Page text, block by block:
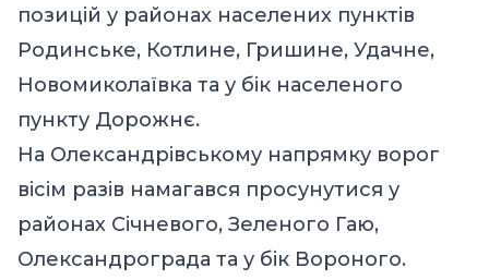
позицій у районах населених пунктів
Родинське, Котлине, Гришине, Удачне,
Новомиколаївка та у бік населеного
пункту Дорожнє.
На Олександрівському напрямку ворог
вісім разів намагався просунутися у
районах Січневого, Зеленого Гаю,
Олександрограда та у бік Вороного.